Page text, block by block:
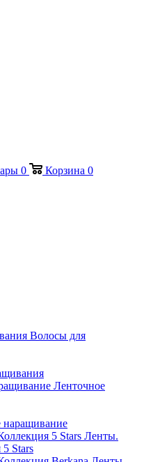
0 Корзина 0
Волосы для
Ленточное
наращивание
Ленты.
Stars